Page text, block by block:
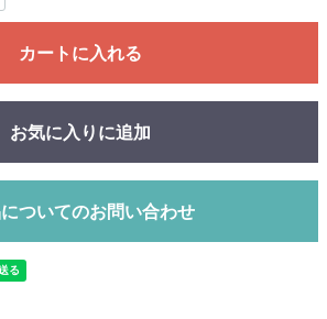
カートに入れる
お気に入りに追加
ついてのお問い合わせ